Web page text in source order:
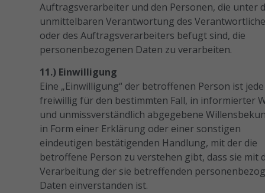
Auftragsverarbeiter und den Personen, die unter
unmittelbaren Verantwortung des
oder des Auftragsverarbeiters befugt sind, die
personenbezogenen Daten zu verarbeiten.
11.) Einwilligung
Eine „Einwilligung“ der betroffenen Person ist jede
freiwillig für den bestimmten Fall, in informierter
und unmissverständlich abgegebene
in Form einer Erklärung oder einer sonstigen
eindeutigen bestätigenden Handlung, mit der die
betroffene Person zu verstehen gibt, dass sie mit
Verarbeitung der sie betreffenden
Daten einverstanden ist.